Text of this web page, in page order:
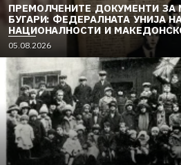
ПРЕМОЛЧЕНИТЕ ДОКУМЕНТИ ЗА
БУГАРИ: ФЕДЕРАЛНАТА УНИЈА
НАЦИОНАЛНОСТИ И
ДВИЖЕЊЕ (1949–1956) (2)
05.08.2026